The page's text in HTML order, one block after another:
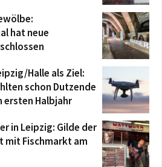
hat neue
Halle als Ziel:
schon Dutzende
ersten Halbjahr
in Leipzig: Gilde der
mit Fischmarkt am